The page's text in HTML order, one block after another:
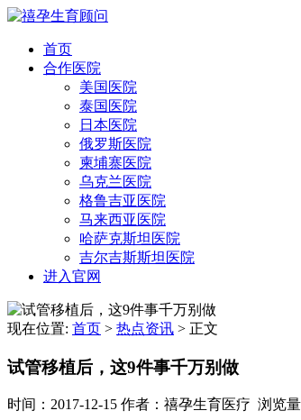
首页
合作医院
美国医院
泰国医院
日本医院
俄罗斯医院
柬埔寨医院
乌克兰医院
格鲁吉亚医院
马来西亚医院
哈萨克斯坦医院
吉尔吉斯斯坦医院
进入官网
现在位置: 首页 > 热点资讯 > 正文
试管移植后，这9件事千万别做
时间：2017-12-15 作者：禧孕生育医疗 浏览